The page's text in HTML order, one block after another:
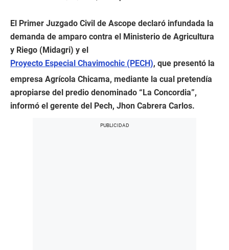
El Primer Juzgado Civil de Ascope declaró infundada la
demanda de amparo contra el Ministerio de Agricultura
y Riego (Midagri) y el
Proyecto Especial Chavimochic (PECH), que presentó la
empresa Agrícola Chicama, mediante la cual pretendía
apropiarse del predio denominado “La Concordia”,
informó el gerente del Pech, Jhon Cabrera Carlos.